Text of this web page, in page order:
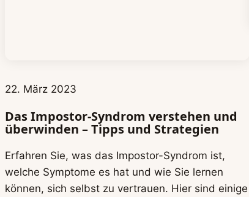
22. März 2023
Das Impostor-Syndrom verstehen und
überwinden – Tipps und Strategien
Erfahren Sie, was das Impostor-Syndrom ist,
welche Symptome es hat und wie Sie lernen
können, sich selbst zu vertrauen. Hier sind einige